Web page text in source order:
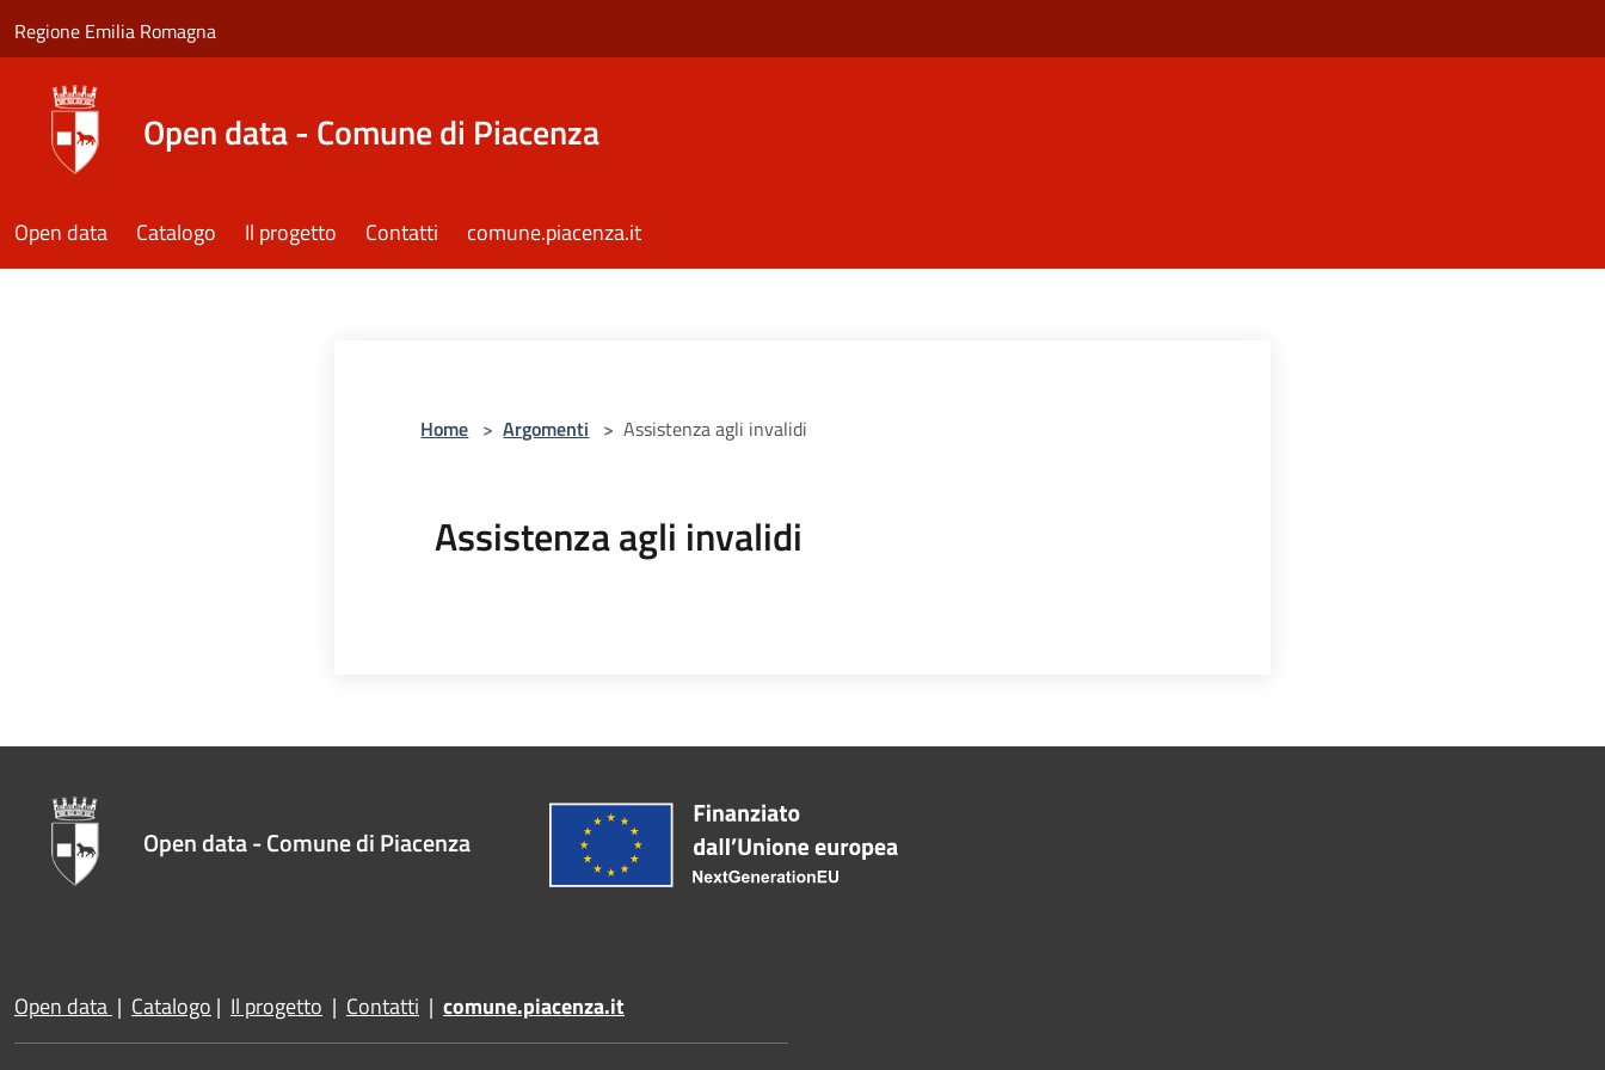
Regione Emilia Romagna
Open data - Comune di Piacenza
Open data Catalogo Il progetto Contatti comune.piacenza.it
Home > Argomenti > Assistenza agli invalidi
Assistenza agli invalidi
Open data - Comune di Piacenza
Open data | Catalogo | Il progetto | Contatti | comune.piacenza.it